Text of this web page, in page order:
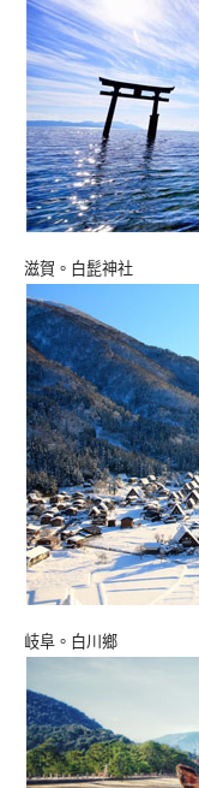
滋賀。白髭神社
岐阜。白川鄉